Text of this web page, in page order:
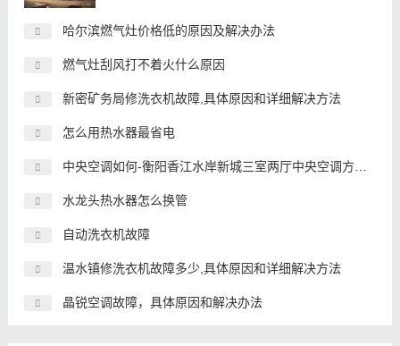
哈尔滨燃气灶价格低的原因及解决办法
燃气灶刮风打不着火什么原因
新密矿务局修洗衣机故障,具体原因和详细解决方法
怎么用热水器最省电
中央空调如何-衡阳香江水岸新城三室两厅中央空调方案推荐
水龙头热水器怎么换管
自动洗衣机故障
温水镇修洗衣机故障多少,具体原因和详细解决方法
晶锐空调故障，具体原因和解决办法